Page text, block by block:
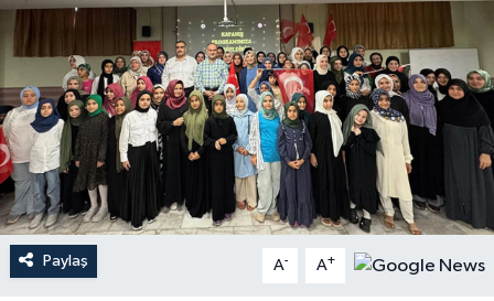
Paylaş A- A+
Ardahan Müftülüğü
Artvin Müftülüğü
Aydın Müftülüğü
Balıkesir Müftülüğü
Bartın Müftülüğü
Kudüs
Kurban
Mukabele
Peygamberimizin Hayatı
Ramazan
Hutbeler
DİYANET AKADEMİ
DİYANET GENÇLİK
DİYANET RADYO/TV
DEPREM